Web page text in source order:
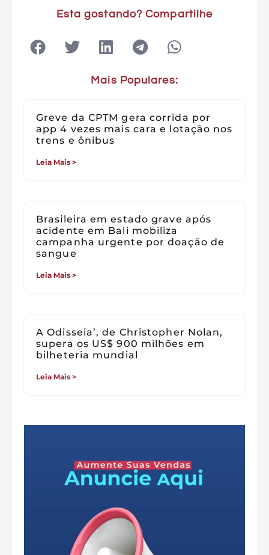
Esta gostando? Compartilhe
Mais Populares:
Greve da CPTM gera corrida por
app 4 vezes mais cara e lotação nos
trens e ônibus
Leia Mais >
Brasileira em estado grave após
acidente em Bali mobiliza
campanha urgente por doação de
sangue
Leia Mais >
A Odisseia’, de Christopher Nolan,
supera os US$ 900 milhões em
bilheteria mundial
Leia Mais >